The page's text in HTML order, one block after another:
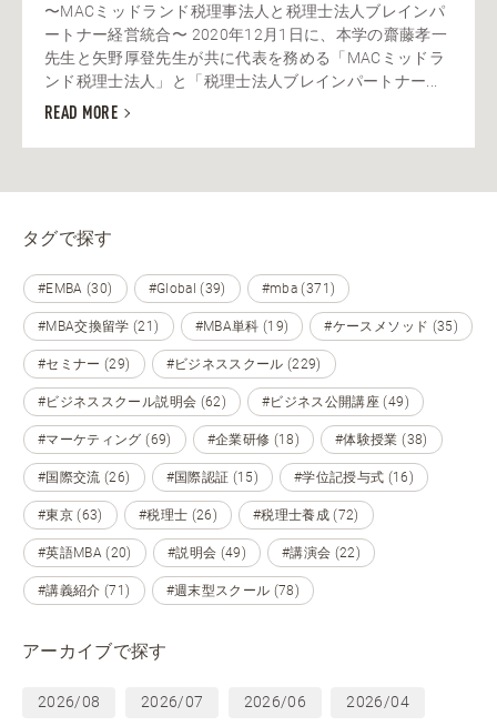
〜MACミッドランド税理事法人と税理士法人ブレインパ
ートナー経営統合〜 2020年12月1日に、本学の齋藤孝一
先生と矢野厚登先生が共に代表を務める「MACミッドラ
ンド税理士法人」と「税理士法人ブレインパートナー...
READ MORE
タグで探す
#EMBA (30) #Global (39) #mba (371)
#MBA交換留学 (21) #MBA単科 (19) #ケースメソッド (35)
#セミナー (29) #ビジネススクール (229)
#ビジネススクール説明会 (62) #ビジネス公開講座 (49)
#マーケティング (69) #企業研修 (18) #体験授業 (38)
#国際交流 (26) #国際認証 (15) #学位記授与式 (16)
#東京 (63) #税理士 (26) #税理士養成 (72)
#英語MBA (20) #説明会 (49) #講演会 (22)
#講義紹介 (71) #週末型スクール (78)
アーカイブで探す
2026/08 2026/07 2026/06 2026/04